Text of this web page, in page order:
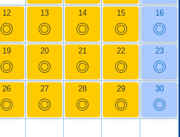
12
◎
13
◎
14
◎
15
◎
16
◎
19
◎
20
◎
21
◎
22
◎
23
◎
26
◎
27
◎
28
◎
29
◎
30
◎